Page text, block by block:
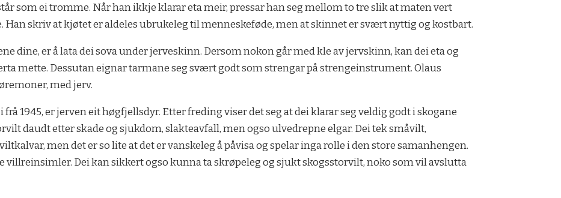
som ei tromme. Når han ikkje klarar eta meir, pressar han seg mellom to tre slik at maten vert
Han skriv at kjøtet er aldeles ubrukeleg til menneskeføde, men at skinnet er svært nyttig og kostbart.
dine, er å lata dei sova under jerveskinn. Dersom nokon går med kle av jervskinn, kan dei eta og
mette. Dessutan eignar tarmane seg svært godt som strengar på strengeinstrument. Olaus
med jerv.
frå 1945, er jerven eit høgfjellsdyr. Etter freding viser det seg at dei klarar seg veldig godt i skogane
daudt etter skade og sjukdom, slakteavfall, men ogso ulvedrepne elgar. Dei tek småvilt,
men det er so lite at det er vanskeleg å påvisa og spelar inga rolle i den store samanhengen.
villreinsimler. Dei kan sikkert ogso kunna ta skrøpeleg og sjukt skogsstorvilt, noko som vil avslutta